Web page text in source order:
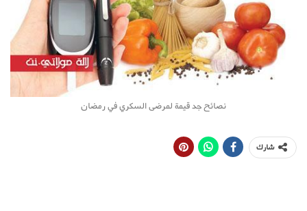
نصائح جد قيمة لمرضى السكري في رمضان
شارك